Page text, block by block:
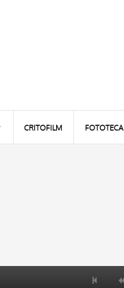
CRITOFILM FOTOTECA